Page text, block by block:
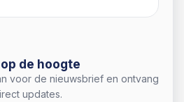
de hoogte
voor de nieuwsbrief en ontvang
updates.